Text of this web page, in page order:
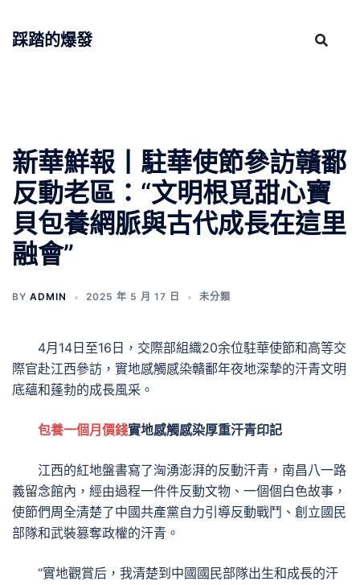
踩踏的爆發
新華鮮報丨駐華使節參訪贛鄱
反動老區：“文明根覓甜心寶
貝包養網脈與古代成長在這里
融會”
BY ADMIN 2025 年 5 月 17 日 未分類
4月14日至16日，交際部組織20余位駐華使節和高等交
際官赴江西參訪，實地感觸感染贛鄱年夜地深摯的汗青文明
底蘊和蓬勃的成長風采。
包養一個月價錢實地感觸感染厚重汗青印記
江西的紅地盤書寫了洶湧澎湃的反動汗青，南昌八一路
義留念館內，經由過程一件件反動文物、一個個白色故事，
使節們周全清楚了中國共產黨自力引導反動戰鬥、創立國民
部隊和武裝篡奪政權的汗青。
“實地觀賞后，我清楚到中國國民部隊出生和成長的汗